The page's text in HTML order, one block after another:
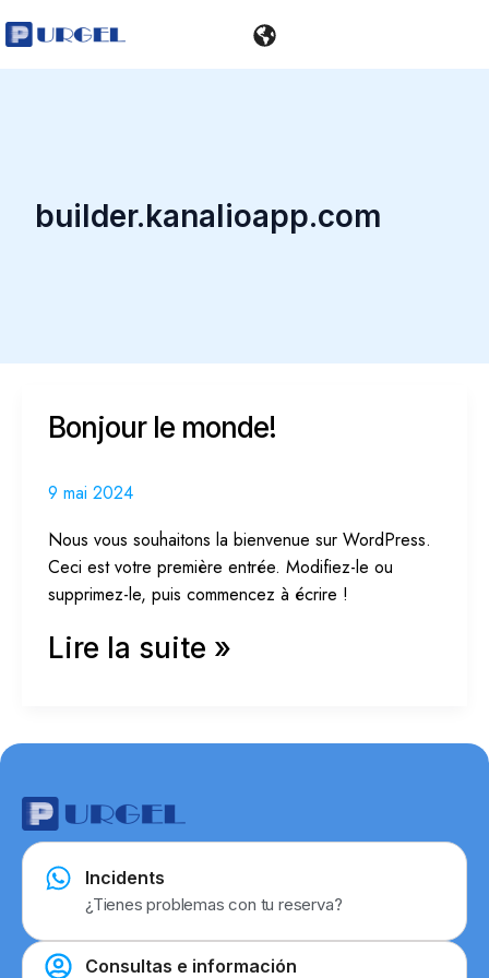
au
contenu
builder.kanalioapp.com
Bonjour le monde!
9 mai 2024
Nous vous souhaitons la bienvenue sur WordPress.
Ceci est votre première entrée. Modifiez-le ou
supprimez-le, puis commencez à écrire !
Bonjour
monde!
Lire la suite »
Incidents
¿Tienes problemas con tu reserva?
Consultas e información